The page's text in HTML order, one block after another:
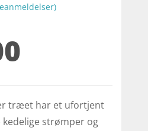
træet har et ufortjent
strømper og